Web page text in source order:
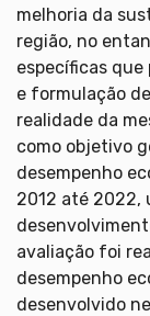
melhoria da
região, no
específicas
e formulação
realidade da
como objetivo
desempenho
2012 até 2022,
avaliação foi
desempenho
desenvolvido